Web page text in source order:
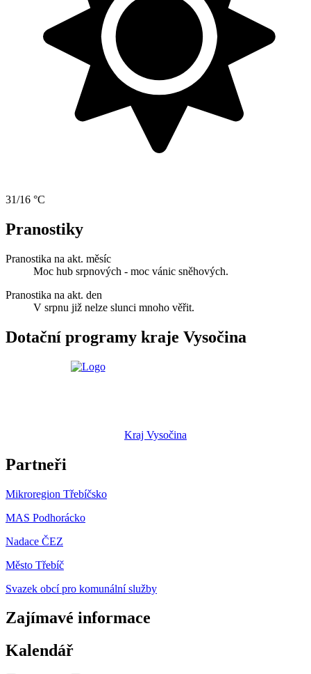
31/16 °C
Pranostiky
Pranostika na akt. měsíc
Moc hub srpnových - moc vánic sněhových.
Pranostika na akt. den
V srpnu již nelze slunci mnoho věřit.
Dotační programy kraje Vysočina
Kraj Vysočina
Partneři
Mikroregion Třebíčsko
MAS Podhorácko
Nadace ČEZ
Město Třebíč
Svazek obcí pro komunální služby
Zajímavé informace
Kalendář